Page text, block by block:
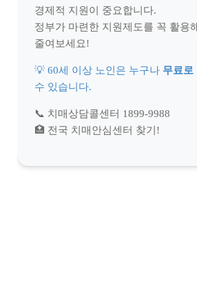
경제적 지원이 중요합니다.
정부가 마련한 지원제도를 꼭 활용
줄여보세요!
💡 60세 이상 노인은 누구나 무료로
수 있습니다.
📞 치매상담콜센터 1899-9988
🏥 전국 치매안심센터 찾기!